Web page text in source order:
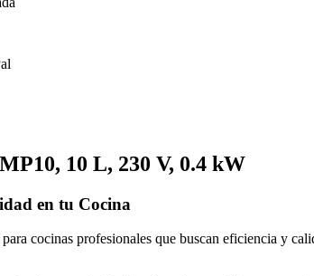
10 L, 230 V, 0.4 kW
en tu Cocina
cocinas profesionales que buscan eficiencia y